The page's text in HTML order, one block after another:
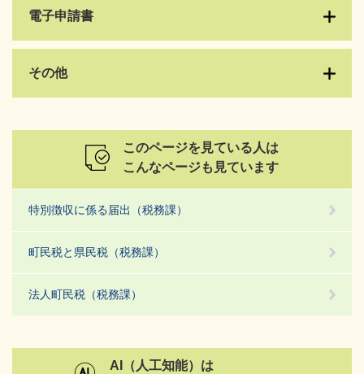
電子申請書
その他
このページを見ている人は
こんなページも見ています
特別徴収に係る届出（税務課）
町民税と県民税（税務課）
法人町民税（税務課）
AI（人工知能）は